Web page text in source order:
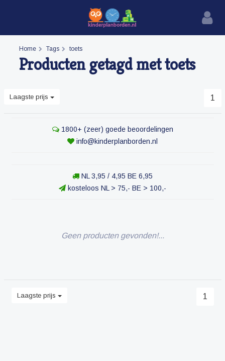
Home Tags toets
Producten getagd met toets
Laagste prijs 1
1800+ (zeer) goede beoordelingen
info@kinderplanborden.nl
NL 3,95 / 4,95 BE 6,95
kosteloos NL > 75,- BE > 100,-
Geen producten gevonden!...
Laagste prijs 1